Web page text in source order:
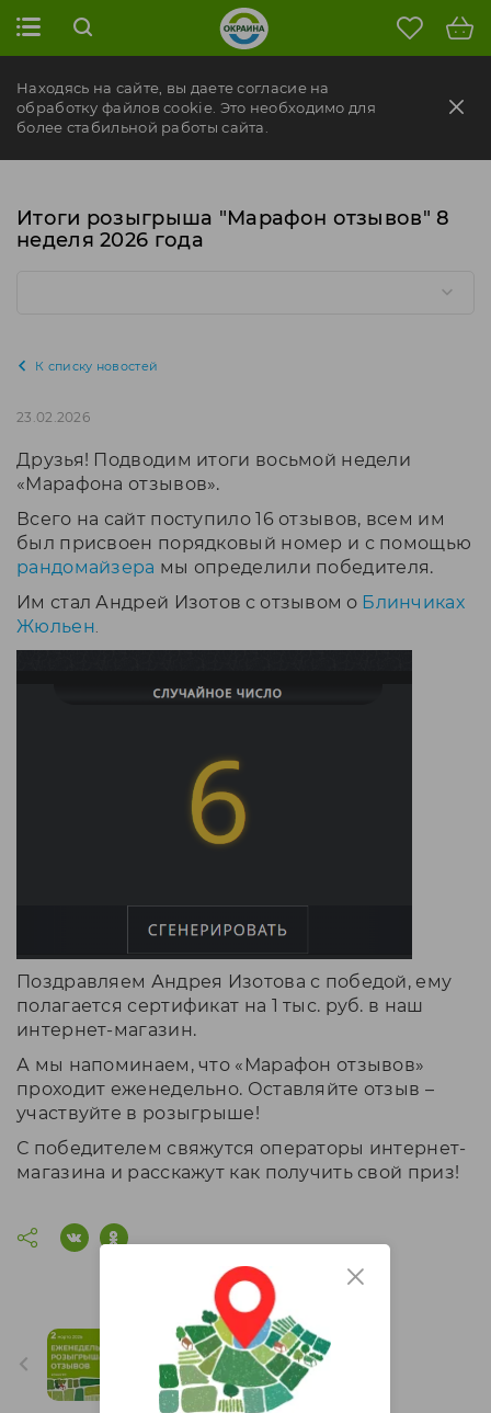
Находясь на сайте, вы даете согласие на
обработку файлов cookie. Это необходимо для
более стабильной работы сайта.
Итоги розыгрыша "Марафон отзывов" 8
неделя 2026 года
К списку новостей
23.02.2026
Друзья! Подводим итоги восьмой недели
«Марафона отзывов».
Всего на сайт поступило 16 отзывов, всем им
был присвоен порядковый номер и с помощью
рандомайзера мы определили победителя.
Им стал Андрей Изотов с отзывом о Блинчиках
Жюльен
Поздравляем Андрея Изотова с победой, ему
полагается сертификат на 1 тыс. руб. в наш
интернет-магазин.
А мы напоминаем, что «Марафон отзывов»
проходит еженедельно. Оставляйте отзыв –
участвуйте в розыгрыше!
С победителем свяжутся операторы интернет-
магазина и расскажут как получить свой приз!
Итоги розыгрыша "Марафон
отзывов" 9 неделя 2026 года